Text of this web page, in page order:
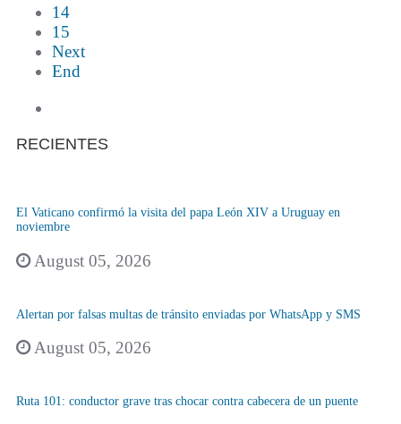
14
15
Next
End
RECIENTES
El Vaticano confirmó la visita del papa León XIV a Uruguay en
noviembre
August 05, 2026
Alertan por falsas multas de tránsito enviadas por WhatsApp y SMS
August 05, 2026
Ruta 101: conductor grave tras chocar contra cabecera de un puente